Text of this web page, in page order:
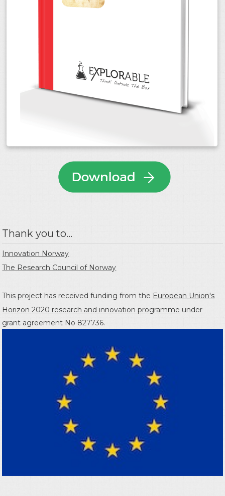
Thank you to...
Innovation Norway
The Research Council of Norway
This project has received funding from the European Union's
Horizon 2020 research and innovation programme under
grant agreement No 827736.